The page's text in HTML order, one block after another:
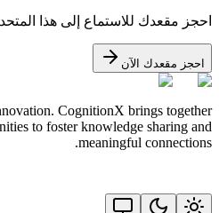
احجز مقعدك للاستماع إلى هذا
احجز مقعدك الآن
CognitionX brings together
to foster knowledge sharing and
meaningful connections.